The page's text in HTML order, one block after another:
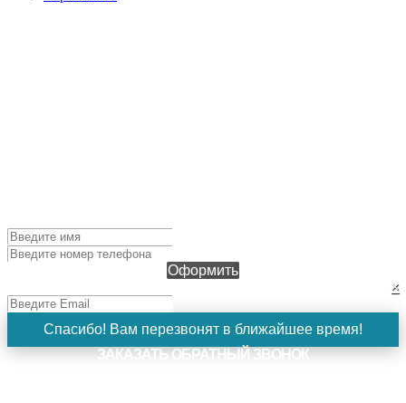
Оформить
×
Спасибо! Вам перезвонят в ближайшее время!
ЗАКАЗАТЬ ОБРАТНЫЙ ЗВОНОК